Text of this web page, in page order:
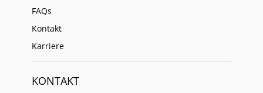
FAQs
Kontakt
Karriere
KONTAKT